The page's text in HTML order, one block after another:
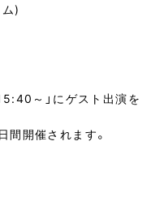
)
～」にゲスト出演を
開催されます。